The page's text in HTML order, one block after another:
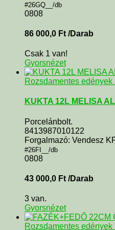
#26GQ__/db
0808
86 000,0 Ft /Darab
Csak 1 van!
Gyorsnézet
Rozsdamentes edények
KUKTA 12L MELISA
Porcelánbolt.
8413987010122
Forgalmazó: Vendesz
#26FI__/db
0808
43 000,0 Ft /Darab
3 van.
Gyorsnézet
Rozsdamentes edények